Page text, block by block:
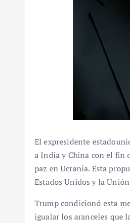
El expresidente
a India y China con el fin
paz en Ucrania. Esta
Estados Unidos y la
Trump condicionó esta
igualar los aranceles que